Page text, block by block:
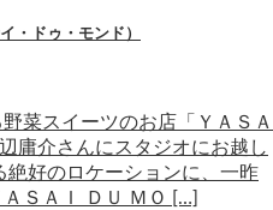
ドゥ・モンド）
菜スイーツのお店「ＹＡＳＡ
庸介さんにスタジオにお越し
好のロケーションに、一昨
ＳＡＩ ＤＵ ＭＯ […]